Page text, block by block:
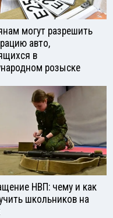
могут разрешить
авто,
в
розыске
НВП: чему и как
школьников на